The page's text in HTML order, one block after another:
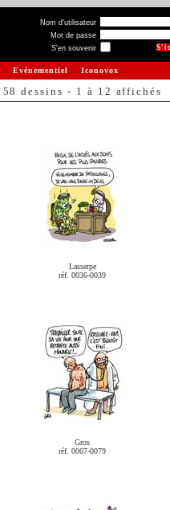
Nom d'utilisateur
Mot de passe
S'en souvenir
Evénementiel Iconovox
58 dessins - 1 à 12 affichés
Lasserpe
réf. 0036-0039
Gros
réf. 0067-0079